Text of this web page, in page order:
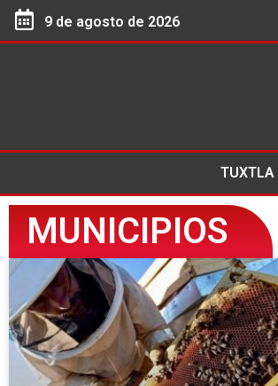
9 de agosto de 2026
TUXTLA
MUNICIPIOS